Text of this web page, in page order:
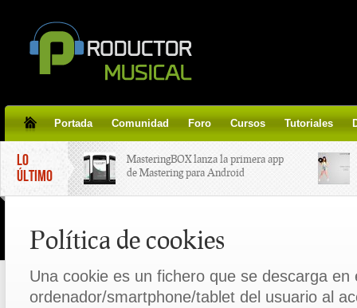
Portada Comunidad Foro Cursos Tutoriales
LO
ÚLTIMO
MasteringBOX lanza la primera app
de Mastering para Android
line gratis!
Korg lanza SDD-3000, el nuevo
pedal de delay.
Política de cookies
Una cookie es un fichero que se descarga en
ordenador/smartphone/tablet del usuario al